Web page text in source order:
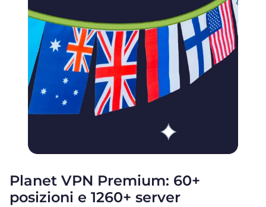
Planet VPN Premium: 60+
posizioni e 1260+ server